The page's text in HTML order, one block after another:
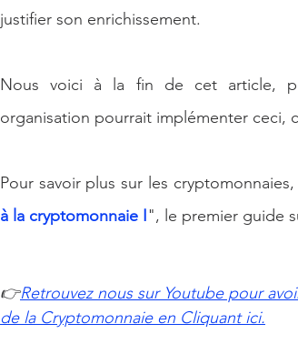
justifier son enrichissement.
Nous voici à la fin de cet article,
organisation pourrait implémenter ceci,
Pour savoir plus sur les
à la cryptomonnaie I", le premier guide
👉Retrouvez nous sur Youtube pour
de la Cryptomonnaie en Cliquant ici.